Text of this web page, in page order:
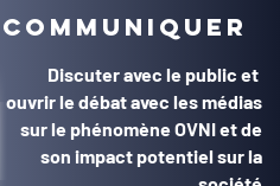
communiquer
Discuter avec le public et
ouvrir le débat avec les médias
sur le phénomène OVNI et de
son impact potentiel sur la